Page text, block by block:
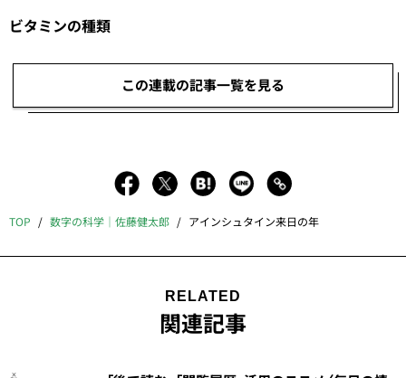
ビタミンの種類
この連載の記事一覧を見る
TOP 数字の科学｜佐藤健太郎 アインシュタイン来日の年
RELATED
関連記事